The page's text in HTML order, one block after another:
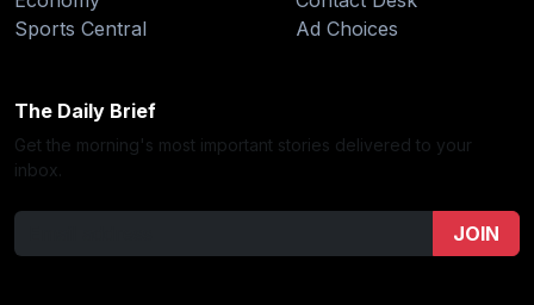
Sports Central
Ad Choices
The Daily Brief
Get the morning's most important stories delivered to your
inbox.
JOIN